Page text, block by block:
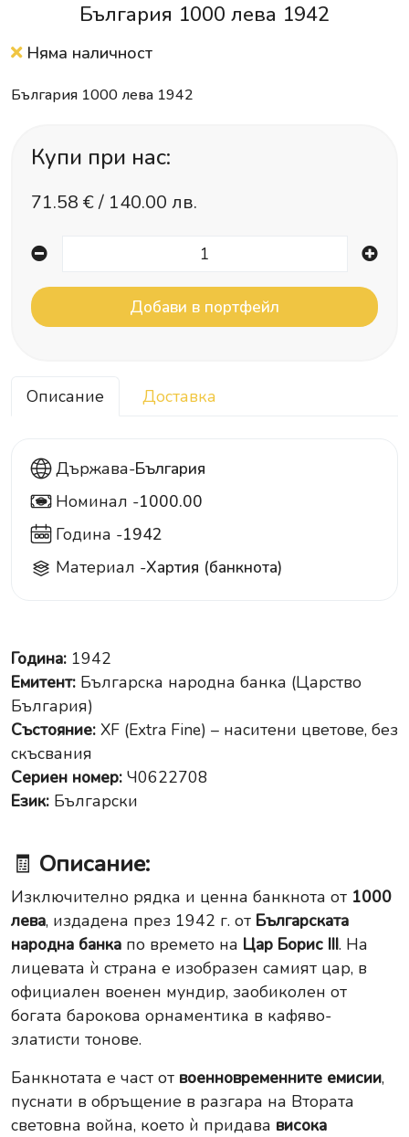
България 1000 лева 1942
Няма наличност
България 1000 лева 1942
Купи при нас:
71.58 € / 140.00 лв.
Описание Доставка
Държава-България
1000 Номинал -1000.00
Година -1942
Материал -Хартия (банкнота)
Година: 1942
Емитент: Българска народна банка (Царство
България)
Състояние: XF (Extra Fine) – наситени цветове, без
скъсвания
Сериен номер: Ч0622708
Език: Български
🧾 Описание:
Изключително рядка и ценна банкнота от 1000
лева, издадена през 1942 г. от Българската
народна банка по времето на Цар Борис III. На
лицевата ѝ страна е изобразен самият цар, в
официален военен мундир, заобиколен от
богата барокова орнаментика в кафяво-
златисти тонове.
Банкнотата е част от военновременните емисии,
пуснати в обръщение в разгара на Втората
световна война, което ѝ придава висока